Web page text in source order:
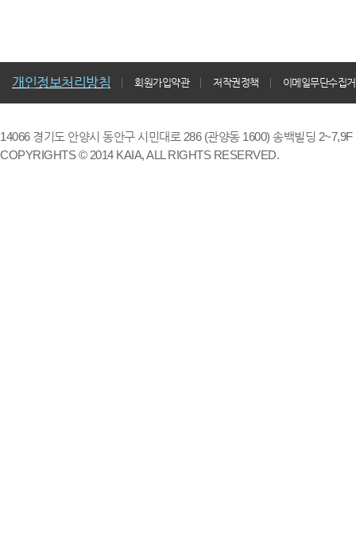
개인정보처리방침 회원가입약관 저작권정책 이메일무단수집
14066 경기도 안양시 동안구 시민대로 286 (관양동 1600) 송백빌딩
COPYRIGHTS © 2014 KAIA, ALL RIGHTS RESERVED.